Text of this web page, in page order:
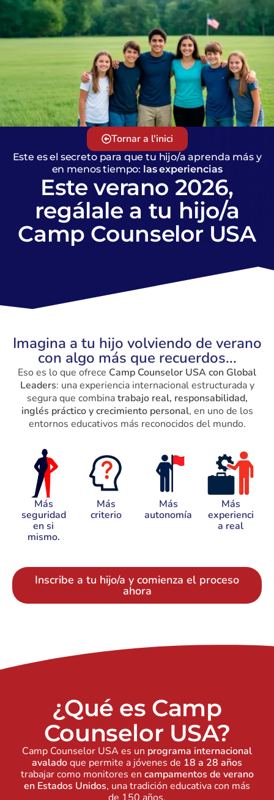
Tornar a l'inici
Este es el secreto para que tu hijo/a aprenda más y
en menos tiempo: las experiencias
Este verano 2026,
regálale a tu hijo/a
Camp Counselor USA
Imagina a tu hijo volviendo de verano
con algo más que recuerdos...
Eso es lo que ofrece Camp Counselor USA con Global
Leaders: una experiencia internacional estructurada y
segura que combinatrabajo real, responsabilidad,
inglés práctico y crecimiento personal, en uno de los
entornos educativos más reconocidos del mundo.
Más
seguridad
en si
mismo.
Más
criterio
Más
autonomía
Más
experienci
a real
Inscribe a tu hijo/a y comienza el proceso
ahora
¿Qué es Camp
Counselor USA?
Camp Counselor USA es un programa internacional
avaladoque permite a jóvenes de 18 a 28 años
trabajar como monitores en campamentos de verano
en Estados Unidos, una tradición educativa con más